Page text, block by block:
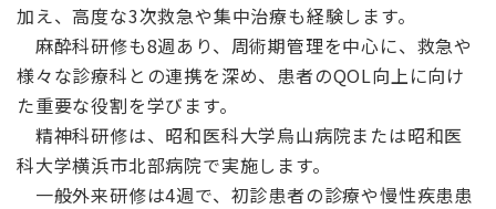
加え、高度な3次救急や集中治療も経験します。
麻酔科研修も8週あり、周術期管理を中心に、救急や
様々な診療科との連携を深め、患者のQOL向上に向け
た重要な役割を学びます。
精神科研修は、昭和医科大学烏山病院または昭和医
科大学横浜市北部病院で実施します。
一般外来研修は4週で、初診患者の診療や慢性疾患患